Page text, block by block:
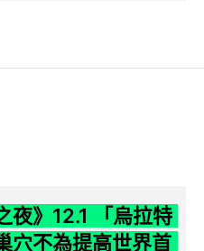
夜》12.1 「烏拉特
穴不為提高世界首